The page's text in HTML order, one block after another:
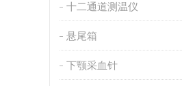
十二通道测温仪
悬尾箱
下颚采血针